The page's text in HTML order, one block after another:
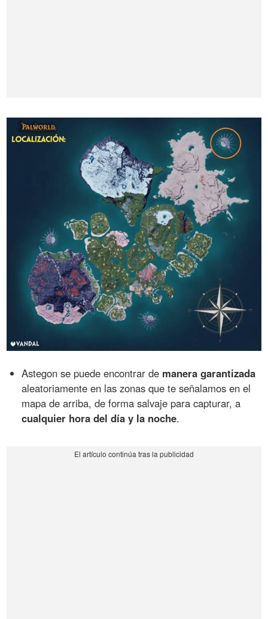
Astegon se puede encontrar de manera garantizada
aleatoriamente en las zonas que te señalamos en el
mapa de arriba, de forma salvaje para capturar, a
cualquier hora del día y la noche.